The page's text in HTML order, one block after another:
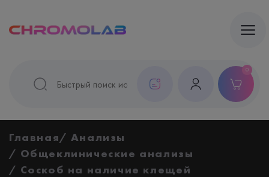
0
Главная
Анализы
Общеклинические анализы
Соскоб на наличие клещей